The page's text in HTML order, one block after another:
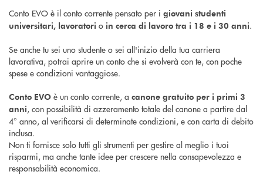
Conto EVO è il conto corrente pensato per i giovani studenti
universitari, lavoratori o in cerca di lavoro tra i 18 e i 30 anni.
Se anche tu sei uno studente o sei all'inizio della tua carriera
lavorativa, potrai aprire un conto che si evolverà con te, con poche
spese e condizioni vantaggiose.
Conto EVO è un conto corrente, a canone gratuito per i primi 3
anni, con possibilità di azzeramento totale del canone a partire dal
4° anno, al verificarsi di determinate condizioni, e con carta di debito
inclusa.
Non ti fornisce solo tutti gli strumenti per gestire al meglio i tuoi
risparmi, ma anche tante idee per crescere nella consapevolezza e
responsabilità economica.